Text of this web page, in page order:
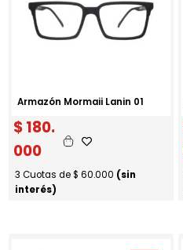
Armazón Mormaii Lanin 01
$180.
000
3 Cuotas de $ 60.000 (sin
interés)